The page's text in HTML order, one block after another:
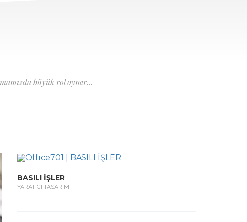
büyük rol oynar...
BASILI İŞLER
YARATICI TASARIM